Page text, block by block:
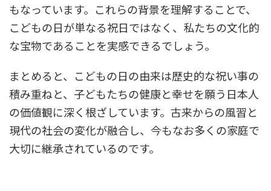
もなっています。これらの背景を理解することで、
こどもの日が単なる祝日ではなく、私たちの文化的
な宝物であることを実感できるでしょう。
まとめると、こどもの日の由来は歴史的な祝い事の
積み重ねと、子どもたちの健康と幸せを願う日本人
の価値観に深く根ざしています。古来からの風習と
現代の社会の変化が融合し、今もなお多くの家庭で
大切に継承されているのです。